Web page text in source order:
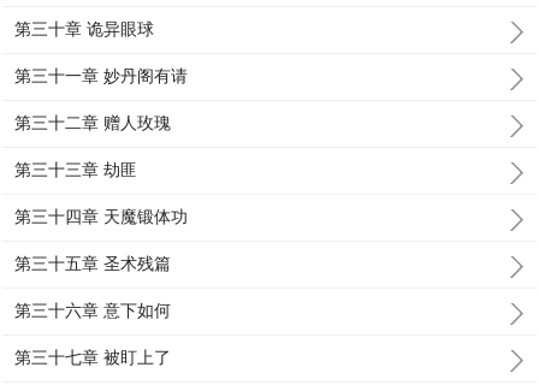
第三十章 诡异眼球
第三十一章 妙丹阁有请
第三十二章 赠人玫瑰
第三十三章 劫匪
第三十四章 天魔锻体功
第三十五章 圣术残篇
第三十六章 意下如何
第三十七章 被盯上了